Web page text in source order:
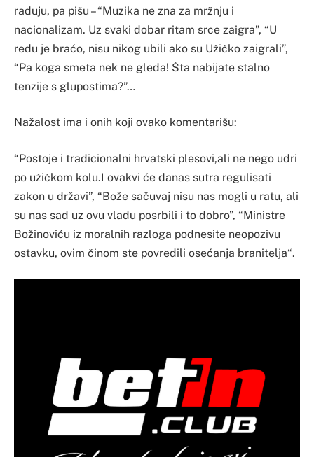
raduju, pa pišu – “Muzika ne zna za mržnju i
nacionalizam. Uz svaki dobar ritam srce zaigra”, “U
redu je braćo, nisu nikog ubili ako su Užičko zaigrali”,
“Pa koga smeta nek ne gleda! Šta nabijate stalno
tenzije s glupostima?”…
Nažalost ima i onih koji ovako komentarišu:
“Postoje i tradicionalni hrvatski plesovi,ali ne nego udri
po užičkom kolu.I ovakvi će danas sutra regulisati
zakon u državi”, “Bože sačuvaj nisu nas mogli u ratu, ali
su nas sad uz ovu vladu posrbili i to dobro”, “Ministre
Božinoviću iz moralnih razloga podnesite neopozivu
ostavku, ovim činom ste povredili osećanja branitelja“.